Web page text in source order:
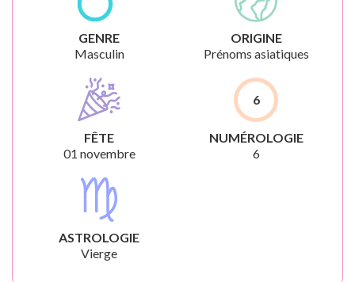
GENRE
Masculin
ORIGINE
Prénoms asiatiques
FÊTE
01 novembre
6
NUMÉROLOGIE
6
ASTROLOGIE
Vierge